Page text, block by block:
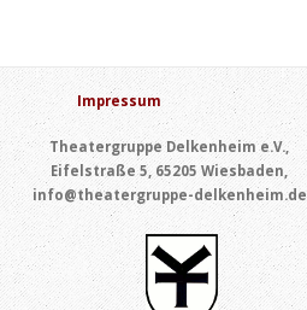
Impressum
Theatergruppe Delkenheim e.V.,
Eifelstraße 5, 65205 Wiesbaden,
info@theatergruppe-delkenheim.de